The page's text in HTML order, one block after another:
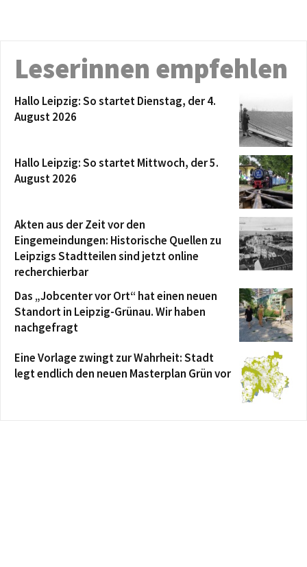
Leserinnen empfehlen
Hallo Leipzig: So startet Dienstag, der 4.
August 2026
Hallo Leipzig: So startet Mittwoch, der 5.
August 2026
Akten aus der Zeit vor den
Eingemeindungen: Historische Quellen zu
Leipzigs Stadtteilen sind jetzt online
recherchierbar
Das „Jobcenter vor Ort“ hat einen neuen
Standort in Leipzig-Grünau. Wir haben
nachgefragt
Eine Vorlage zwingt zur Wahrheit: Stadt
legt endlich den neuen Masterplan Grün vor